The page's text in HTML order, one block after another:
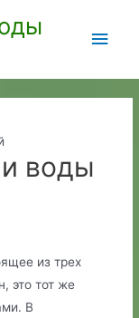
воды
из трех
это тот же
В